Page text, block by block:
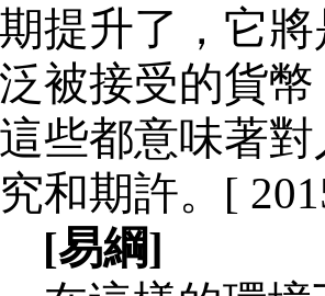
期提升了，它
泛被接受的貨
這些都意味著
究和期許。 [
[易綱]